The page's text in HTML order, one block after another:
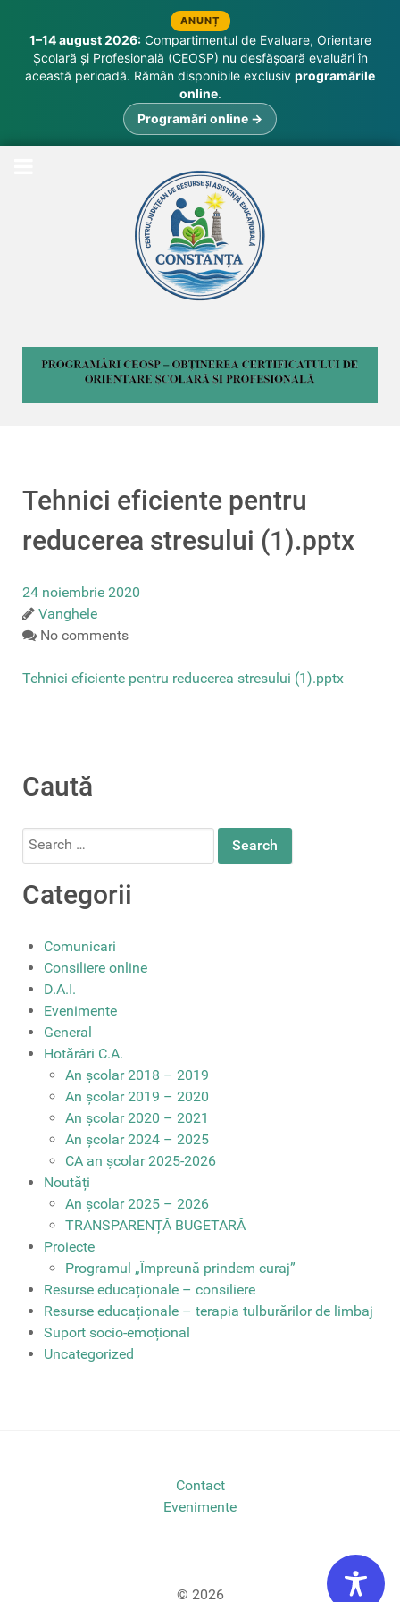
ANUNȚ
1–14 august 2026:Compartimentul de Evaluare, Orientare
Școlară și Profesională (CEOSP) nu desfășoară evaluări în
această perioadă. Rămân disponibile exclusiv programările
online.
Programări online →
Tehnici eficiente pentru
reducerea stresului (1).pptx
24 noiembrie 2020
Vanghele
No comments
Tehnici eficiente pentru reducerea stresului (1).pptx
Caută
Search
Categorii
Comunicari
Consiliere online
D.A.I.
Evenimente
General
Hotărâri C.A.
An școlar 2018 – 2019
An școlar 2019 – 2020
An școlar 2020 – 2021
An școlar 2024 – 2025
CA an școlar 2025-2026
Noutăți
An școlar 2025 – 2026
TRANSPARENȚĂ BUGETARĂ
Proiecte
Programul „Împreună prindem curaj”
Resurse educaționale – consiliere
Resurse educaționale – terapia tulburărilor de limbaj
Suport socio-emoțional
Uncategorized
Contact
Evenimente
© 2026